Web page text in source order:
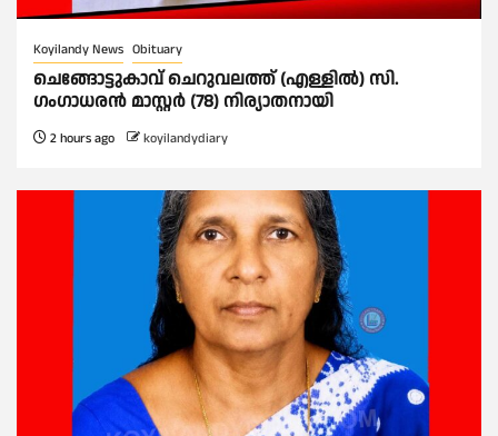
Koyilandy News Obituary
ചെങ്ങോട്ടുകാവ് ചെറുവലത്ത് (എള്ളിൽ) സി.
ഗംഗാധരൻ മാസ്റ്റർ (78) നിര്യാതനായി
2 hours ago koyilandydiary